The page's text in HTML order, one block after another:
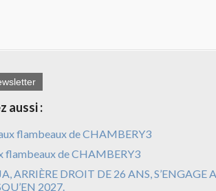
aussi :
flambeaux de CHAMBERY3